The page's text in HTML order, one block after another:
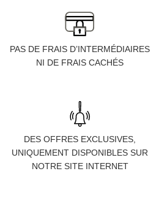
PAS DE FRAIS D’INTERMÉDIAIRES
NI DE FRAIS CACHÉS
DES OFFRES EXCLUSIVES,
UNIQUEMENT DISPONIBLES SUR
NOTRE SITE INTERNET